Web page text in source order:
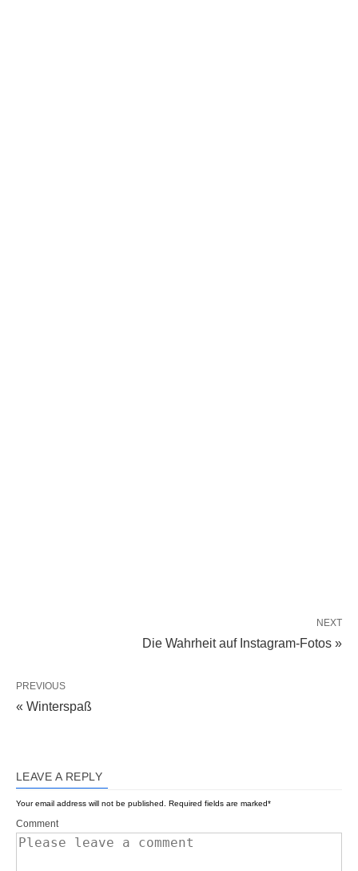
NEXT
Die Wahrheit auf Instagram-Fotos »
PREVIOUS
« Winterspaß
LEAVE A REPLY
Your email address will not be published. Required fields are marked*
Comment